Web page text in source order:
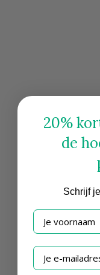
20%
de
Schrijfje
Je voornaam
Je e-mailadres